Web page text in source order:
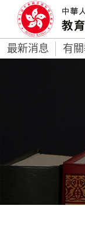
最新消息 有